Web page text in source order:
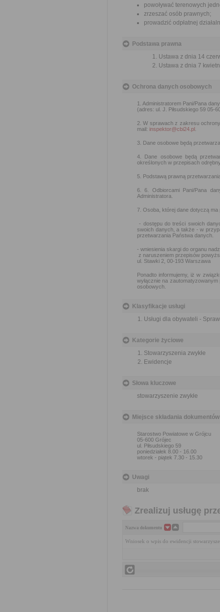
powoływać terenowych
zrzeszać osób prawnych;
prowadzić odpłatnej
Podstawa prawna
Ustawa z dnia 14
Ustawa z dnia 7
Ochrona danych osobowych
1. Administratorem Pani/Pana
(adres: ul. J. Piłsudskiego 59 05-
2. W sprawach z zakresu
mail: inspektor@cbi24.pl
3. Dane osobowe będą
4. Dane osobowe będą
określonych w przepisach
5. Podstawą prawną
6. 6. Odbiorcami Pani/Pana
Administratora.
7. Osoba, której dane dotyczą ma
- dostępu do treści swoich
swoich danych, a także - w
przetwarzania Państwa danych.
- wniesienia skargi do organu
z naruszeniem przepisów
ul. Stawki 2, 00-193 Warszawa
Ponadto informujemy, iż w
wyłącznie na
osobowych.
Klasyfikacje usługi
Usługi dla obywateli -
Kategorie życiowe
Stowarzyszenia zwykłe
Ewidencje
Słowa kluczowe
stowarzyszenie zwykłe
Miejsce składania dokumentów
Starostwo Powiatowe w Grójcu
05-600 Grójec
ul. Piłsudskiego 59
poniedziałek 8.00 - 16.00
wtorek - piątek 7.30 - 15.30
Uwagi
brak
Zrealizuj usługę
Nazwa dokumentu
Wniosek o wpis do ewidencji